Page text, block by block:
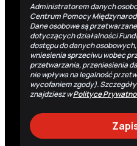
Administratorem danych
Centrum Pomocy
Dane osobowe są
dotyczących działalności
dostępu do danych
wniesienia sprzeciwu wobec
przetwarzania, przeniesienia
nie wpływa na legalność
wycofaniem zgody).
znajdziesz wPolityce